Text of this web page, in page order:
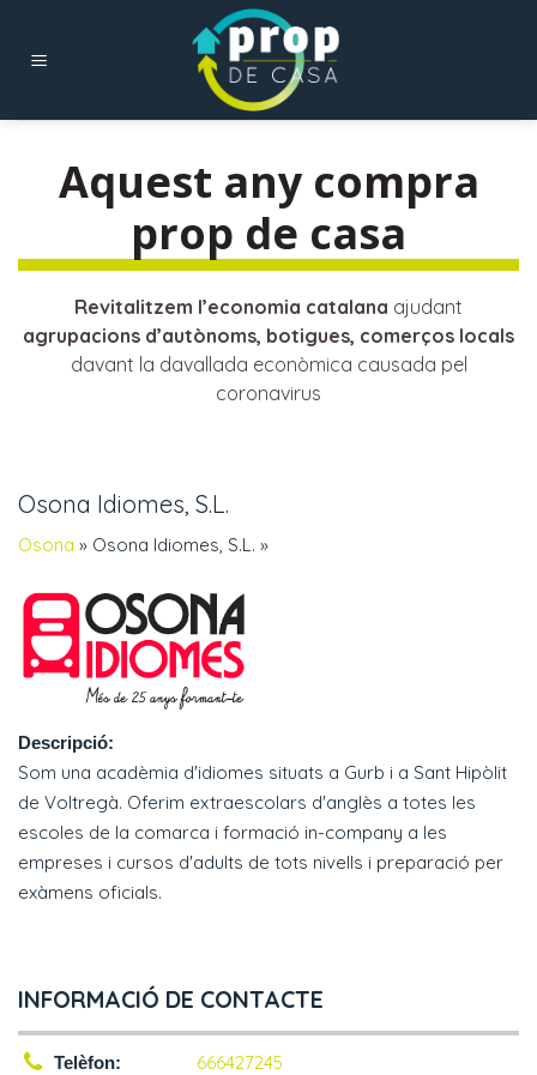
content
Aquest any compra
prop de casa
Revitalitzem l’economia catalana ajudant
agrupacions d’autònoms, botigues, comerços locals
davant la davallada econòmica causada pel
coronavirus
Osona Idiomes, S.L.
Osona » Osona Idiomes, S.L. »
Descripció:
Som una acadèmia d'idiomes situats a Gurb i a Sant Hipòlit
de Voltregà. Oferim extraescolars d'anglès a totes les
escoles de la comarca i formació in-company a les
empreses i cursos d'adults de tots nivells i preparació per
exàmens oficials.
INFORMACIÓ DE CONTACTE
Telèfon: 666427245